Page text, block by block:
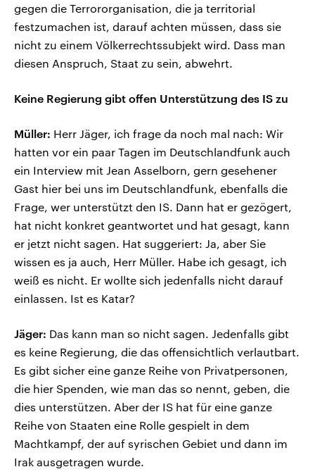
gegen die Terrororganisation, die ja territorial
festzumachen ist, darauf achten müssen, dass sie
nicht zu einem Völkerrechtssubjekt wird. Dass man
diesen Anspruch, Staat zu sein, abwehrt.
Keine Regierung gibt offen Unterstützung des IS zu
Müller: Herr Jäger, ich frage da noch mal nach: Wir
hatten vor ein paar Tagen im Deutschlandfunk auch
ein Interview mit Jean Asselborn, gern gesehener
Gast hier bei uns im Deutschlandfunk, ebenfalls die
Frage, wer unterstützt den IS. Dann hat er gezögert,
hat nicht konkret geantwortet und hat gesagt, kann
er jetzt nicht sagen. Hat suggeriert: Ja, aber Sie
wissen es ja auch, Herr Müller. Habe ich gesagt, ich
weiß es nicht. Er wollte sich jedenfalls nicht darauf
einlassen. Ist es Katar?
Jäger: Das kann man so nicht sagen. Jedenfalls gibt
es keine Regierung, die das offensichtlich verlautbart.
Es gibt sicher eine ganze Reihe von Privatpersonen,
die hier Spenden, wie man das so nennt, geben, die
dies unterstützen. Aber der IS hat für eine ganze
Reihe von Staaten eine Rolle gespielt in dem
Machtkampf, der auf syrischen Gebiet und dann im
Irak ausgetragen wurde.